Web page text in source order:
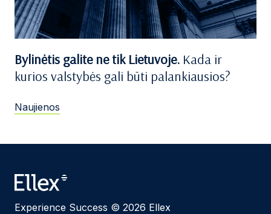
Bylinėtis galite ne tik Lietuvoje. Kada ir
kurios valstybės gali būti palankiausios?
Naujienos
Experience Success © 2026 Ellex